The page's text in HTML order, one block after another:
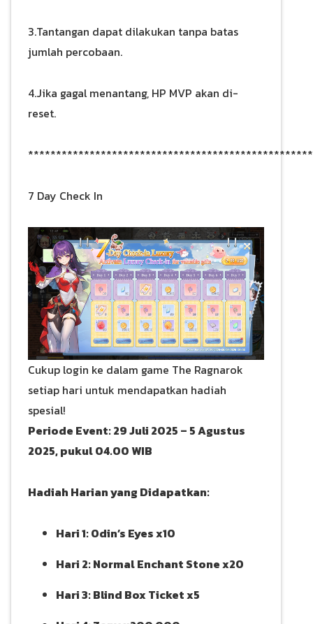
3.Tantangan dapat dilakukan tanpa batas
jumlah percobaan.
4.Jika gagal menantang, HP MVP akan di-
reset.
7 Day Check In
Cukup login ke dalam game The Ragnarok
setiap hari untuk mendapatkan hadiah
spesial!
Periode Event: 29 Juli 2025 – 5 Agustus
2025, pukul 04.00 WIB
Hadiah Harian yang Didapatkan:
Hari 1: Odin’s Eyes x10
Hari 2: Normal Enchant Stone x20
Hari 3: Blind Box Ticket x5